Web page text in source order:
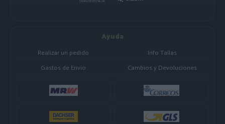
Ayuda
Realizar un pedido
Info Tallas
Gastos de Envio
Cambios y Devoluciones